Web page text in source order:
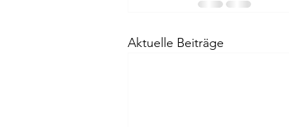
Aktuelle Beiträge